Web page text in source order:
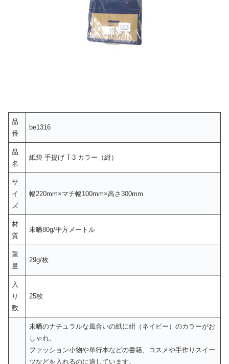
品
番
be1316
品
名
紙袋 手提げ T-3 カラー（紺）
サ
イ
ズ
幅220mm×マチ幅100mm×高さ300mm
材
質
未晒80g/平方メートル
重
量
29g/枚
入
り
数
25枚
未晒のナチュラルな風合いの紙に紺（ネイビー）のカラーがお
しゃれ。
ファッション小物や単行本などの書籍、コスメや手作りスイー
ツなどを入れるのに適しています。